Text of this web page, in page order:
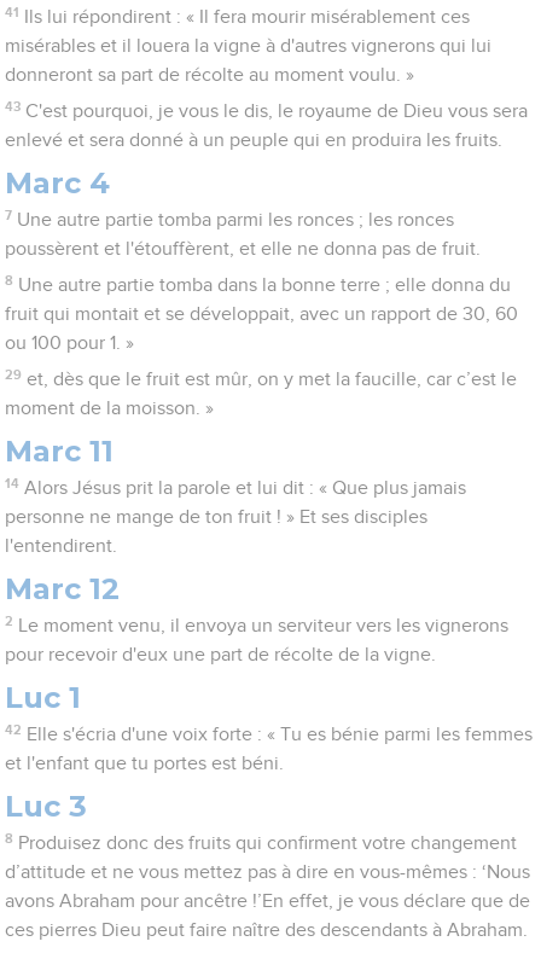
41
Ils lui répondirent : « Il fera mourir misérablement ces
misérables et il louera la vigne à d'autres vignerons qui lui
donneront sa part de récolte au moment voulu. »
43 C'est pourquoi, je vous le dis, le royaume de Dieu vous sera
enlevé et sera donné à un peuple qui en produira les fruits.
Marc 4
7 Une autre partie tomba parmi les ronces ; les ronces
poussèrent et l'étouffèrent, et elle ne donna pas de fruit.
8 Une autre partie tomba dans la bonne terre ; elle donna du
fruit qui montait et se développait, avec un rapport de 30, 60
ou 100 pour 1. »
29 et, dès que le fruit est mûr, on y met la faucille, car c’est le
moment de la moisson. »
Marc 11
14 Alors Jésus prit la parole et lui dit : « Que plus jamais
personne ne mange de ton fruit ! » Et ses disciples
l'entendirent.
Marc 12
2
Le moment venu, il envoya un serviteur vers les vignerons
pour recevoir d'eux une part de récolte de la vigne.
Luc 1
42 Elle s'écria d'une voix forte : « Tu es bénie parmi les femmes
et l'enfant que tu portes est béni.
Luc 3
8 Produisez donc des fruits qui confirment votre changement
d’attitude et ne vous mettez pas à dire en vous-mêmes : ‘Nous
avons Abraham pour ancêtre !’En effet, je vous déclare que de
ces pierres Dieu peut faire naître des descendants à Abraham.